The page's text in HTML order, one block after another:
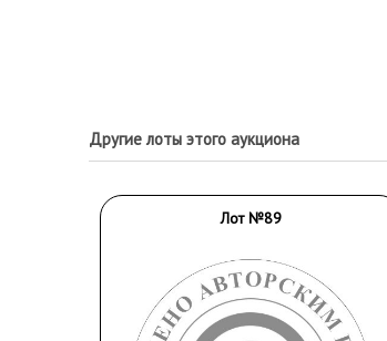
Другие лоты этого аукциона
Лот №89